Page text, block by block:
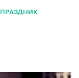
ПРАЗДНИК